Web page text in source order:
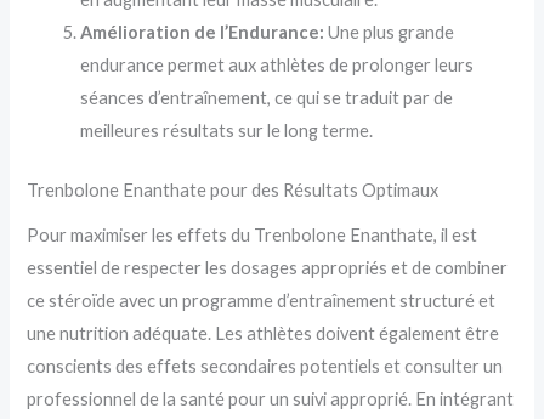
Amélioration de l’Endurance: Une plus grande
endurance permet aux athlètes de prolonger leurs
séances d’entraînement, ce qui se traduit par de
meilleures résultats sur le long terme.
Trenbolone Enanthate pour des Résultats Optimaux
Pour maximiser les effets du Trenbolone Enanthate, il est
essentiel de respecter les dosages appropriés et de combiner
ce stéroïde avec un programme d’entraînement structuré et
une nutrition adéquate. Les athlètes doivent également être
conscients des effets secondaires potentiels et consulter un
professionnel de la santé pour un suivi approprié. En intégrant